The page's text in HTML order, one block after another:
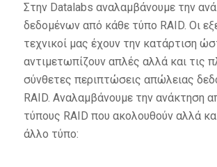
Στην Datalabs αναλαμβάνουμε την
δεδομένων από κάθε τύπο RAID. Οι
τεχνικοί μας έχουν την κατάρτιση
αντιμετωπίζουν απλές αλλά και τις
σύνθετες περιπτώσεις απώλειας
RAID. Αναλαμβάνουμε την ανάκτηση
τύπους RAID που ακολουθούν αλλά
άλλο τύπο: